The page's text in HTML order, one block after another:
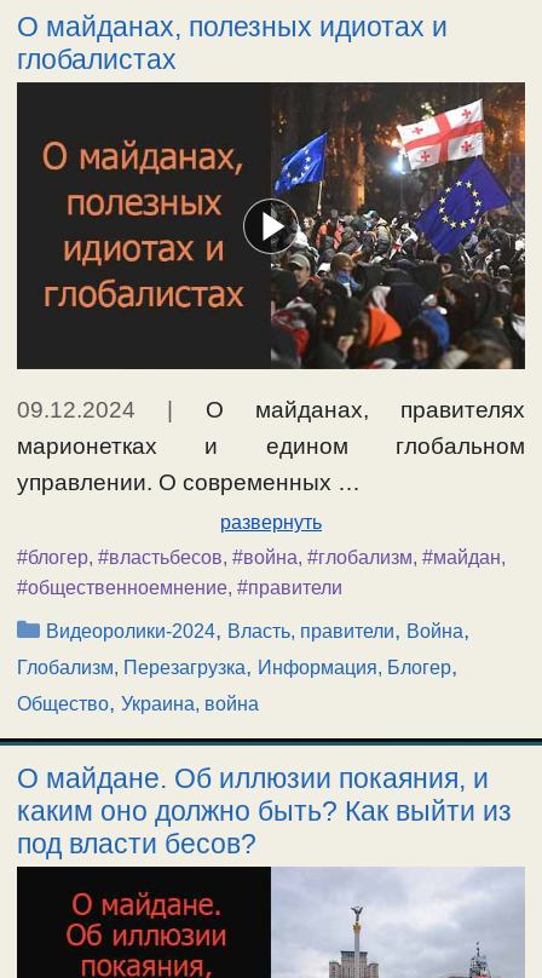
О майданах, полезных идиотах и
глобалистах
09.12.2024 | О майданах, правителях
марионетках и едином глобальном
управлении. О современных …
развернуть
#блогер, #властьбесов, #война, #глобализм, #майдан,
#общественноемнение, #правители
Рубрики
Видеоролики-2024, Власть, правители, Война,
Глобализм, Перезагрузка, Информация, Блогер,
Общество, Украина, война
О майдане. Об иллюзии покаяния, и
каким оно должно быть? Как выйти из
под власти бесов?